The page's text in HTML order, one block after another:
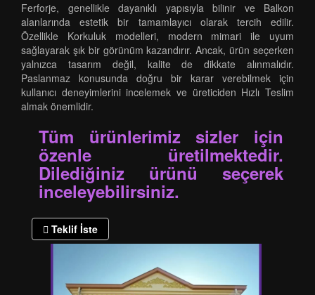
Ferforje, genellikle dayanıklı yapısıyla bilinir ve Balkon
alanlarında estetik bir tamamlayıcı olarak tercih edilir.
Özellikle Korkuluk modelleri, modern mimari ile uyum
sağlayarak şık bir görünüm kazandırır. Ancak, ürün seçerken
yalnızca tasarım değil, kalite de dikkate alınmalıdır.
Paslanmaz konusunda doğru bir karar verebilmek için
kullanıcı deneyimlerini incelemek ve üreticiden Hızlı Teslim
almak önemlidir.
Tüm ürünlerimiz sizler için
özenle üretilmektedir.
Dilediğiniz ürünü seçerek
inceleyebilirsiniz.
Teklif İste